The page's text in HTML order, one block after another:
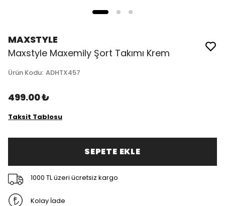
MAXSTYLE
Maxstyle Maxemily Şort Takımı Krem
Ürün Kodu: ADHTX457
499.00 ₺
Taksit Tablosu
SEPETE EKLE
1000 TL üzeri ücretsiz kargo
Kolay İade